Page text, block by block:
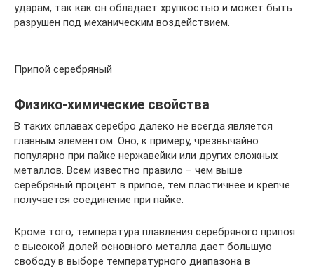
ударам, так как он обладает хрупкостью и может быть
разрушен под механическим воздействием.
Припой серебряный
Физико-химические свойства
В таких сплавах серебро далеко не всегда является
главным элементом. Оно, к примеру, чрезвычайно
популярно при пайке нержавейки или других сложных
металлов. Всем известно правило – чем выше
серебряный процент в припое, тем пластичнее и крепче
получается соединение при пайке.
Кроме того, температура плавления серебряного припоя
с высокой долей основного металла дает большую
свободу в выборе температурного диапазона в